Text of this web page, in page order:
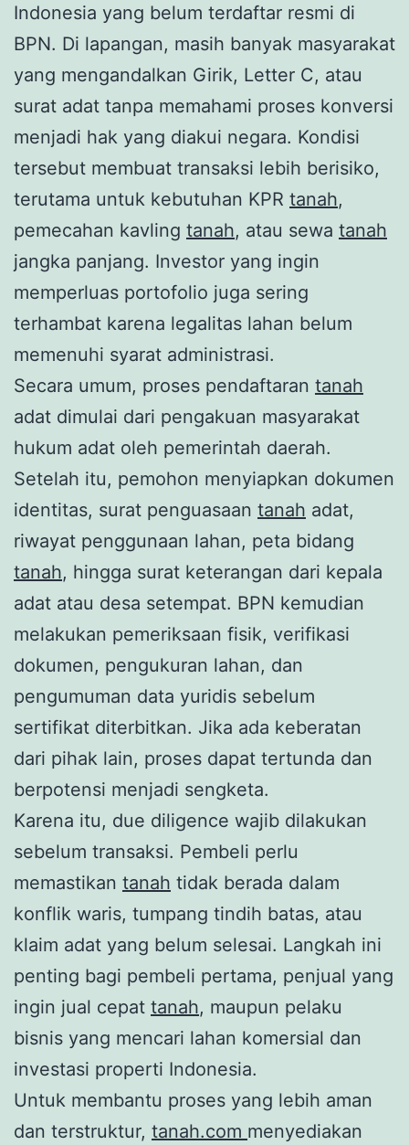
Indonesia yang belum terdaftar resmi di
BPN. Di lapangan, masih banyak masyarakat
yang mengandalkan Girik, Letter C, atau
surat adat tanpa memahami proses konversi
menjadi hak yang diakui negara. Kondisi
tersebut membuat transaksi lebih berisiko,
terutama untuk kebutuhan KPR tanah,
pemecahan kavling tanah, atau sewa tanah
jangka panjang. Investor yang ingin
memperluas portofolio juga sering
terhambat karena legalitas lahan belum
memenuhi syarat administrasi.
Secara umum, proses pendaftaran tanah
adat dimulai dari pengakuan masyarakat
hukum adat oleh pemerintah daerah.
Setelah itu, pemohon menyiapkan dokumen
identitas, surat penguasaan tanah adat,
riwayat penggunaan lahan, peta bidang
tanah, hingga surat keterangan dari kepala
adat atau desa setempat. BPN kemudian
melakukan pemeriksaan fisik, verifikasi
dokumen, pengukuran lahan, dan
pengumuman data yuridis sebelum
sertifikat diterbitkan. Jika ada keberatan
dari pihak lain, proses dapat tertunda dan
berpotensi menjadi sengketa.
Karena itu, due diligence wajib dilakukan
sebelum transaksi. Pembeli perlu
memastikan tanah tidak berada dalam
konflik waris, tumpang tindih batas, atau
klaim adat yang belum selesai. Langkah ini
penting bagi pembeli pertama, penjual yang
ingin jual cepat tanah, maupun pelaku
bisnis yang mencari lahan komersial dan
investasi properti Indonesia.
Untuk membantu proses yang lebih aman
dan terstruktur, tanah.com menyediakan